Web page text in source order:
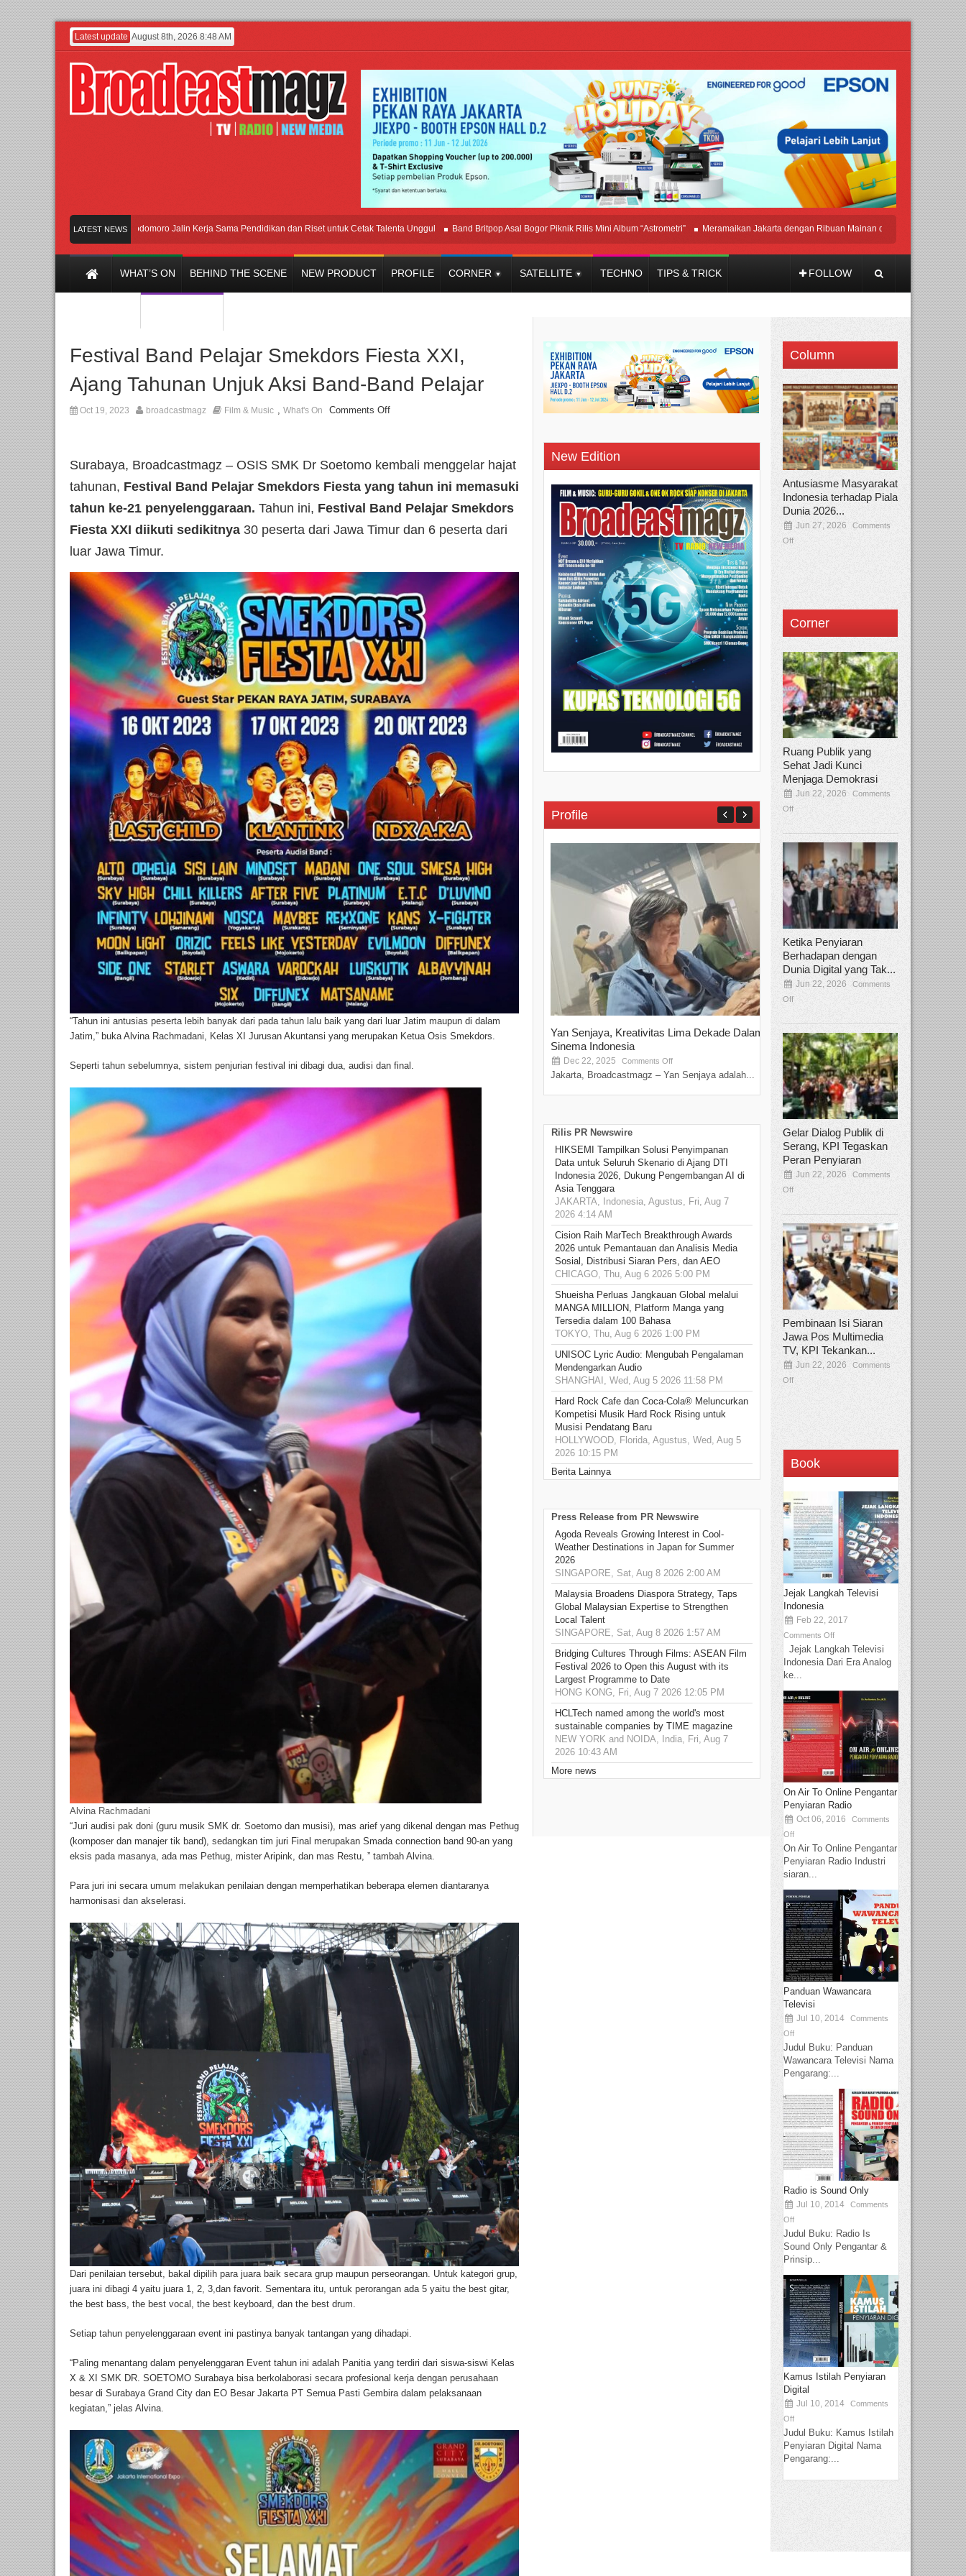
Latest update August 8th, 2026 8:48 AM
LATEST NEWS
Universitas Agung Podomoro Jalin Kerja Sama Pendidikan dan Riset untuk Cetak Talenta Unggul Band Britpop Asal Bogor Piknik Rilis Mini Album “Astrometri” Meramaikan Jakarta dengan Ribuan Mainan dan Produk Bayi dari Seluruh
WHAT’S ON BEHIND THE SCENE NEW PRODUCT PROFILE CORNER SATELLITE TECHNO TIPS & TRICK FOLLOW
Festival Band Pelajar Smekdors Fiesta XXI,
Ajang Tahunan Unjuk Aksi Band-Band Pelajar
Oct 19, 2023 broadcastmagz Film & Music , What's On Comments Off
Surabaya, Broadcastmagz – OSIS SMK Dr Soetomo kembali menggelar hajat
tahunan, Festival Band Pelajar Smekdors Fiesta yang tahun ini memasuki
tahun ke-21 penyelenggaraan. Tahun ini, Festival Band Pelajar Smekdors
Fiesta XXI diikuti sedikitnya 30 peserta dari Jawa Timur dan 6 peserta dari
luar Jawa Timur.
“Tahun ini antusias peserta lebih banyak dari pada tahun lalu baik yang dari luar Jatim maupun di dalam
Jatim,” buka Alvina Rachmadani, Kelas XI Jurusan Akuntansi yang merupakan Ketua Osis Smekdors.
Seperti tahun sebelumnya, sistem penjurian festival ini dibagi dua, audisi dan final.
Alvina Rachmadani
“Juri audisi pak doni (guru musik SMK dr. Soetomo dan musisi), mas arief yang dikenal dengan mas Pethug
(komposer dan manajer tik band), sedangkan tim juri Final merupakan Smada connection band 90-an yang
eksis pada masanya, ada mas Pethug, mister Aripink, dan mas Restu, ” tambah Alvina.
Para juri ini secara umum melakukan penilaian dengan memperhatikan beberapa elemen diantaranya
harmonisasi dan akselerasi.
Dari penilaian tersebut, bakal dipilih para juara baik secara grup maupun perseorangan. Untuk kategori grup,
juara ini dibagi 4 yaitu juara 1, 2, 3,dan favorit. Sementara itu, untuk perorangan ada 5 yaitu the best gitar,
the best bass, the best vocal, the best keyboard, dan the best drum.
Setiap tahun penyelenggaraan event ini pastinya banyak tantangan yang dihadapi.
“Paling menantang dalam penyelenggaran Event tahun ini adalah Panitia yang terdiri dari siswa-siswi Kelas
X & XI SMK DR. SOETOMO Surabaya bisa berkolaborasi secara profesional kerja dengan perusahaan
besar di Surabaya Grand City dan EO Besar Jakarta PT Semua Pasti Gembira dalam pelaksanaan
kegiatan,” jelas Alvina.
New Edition
Profile
Yan Senjaya, Kreativitas Lima Dekade Dalam
Sinema Indonesia
Dec 22, 2025 Comments Off
Jakarta, Broadcastmagz – Yan Senjaya adalah...
Tamee Irelly Menjadi Juri Open
Film Terbaru...
Sep 08, 2025 Comments Off
Bekasi, Broadcastmagz – Dalam upaya
talenta...
Rilis PR Newswire
HIKSEMI Tampilkan Solusi Penyimpanan
Data untuk Seluruh Skenario di Ajang DTI
Indonesia 2026, Dukung Pengembangan AI di
Asia Tenggara
JAKARTA, Indonesia, Agustus, Fri, Aug 7
2026 4:14 AM
Cision Raih MarTech Breakthrough Awards
2026 untuk Pemantauan dan Analisis Media
Sosial, Distribusi Siaran Pers, dan AEO
CHICAGO, Thu, Aug 6 2026 5:00 PM
Shueisha Perluas Jangkauan Global melalui
MANGA MILLION, Platform Manga yang
Tersedia dalam 100 Bahasa
TOKYO, Thu, Aug 6 2026 1:00 PM
UNISOC Lyric Audio: Mengubah Pengalaman
Mendengarkan Audio
SHANGHAI, Wed, Aug 5 2026 11:58 PM
Hard Rock Cafe dan Coca-Cola® Meluncurkan
Kompetisi Musik Hard Rock Rising untuk
Musisi Pendatang Baru
HOLLYWOOD, Florida, Agustus, Wed, Aug 5
2026 10:15 PM
Berita Lainnya
Press Release from PR Newswire
Agoda Reveals Growing Interest in Cool-
Weather Destinations in Japan for Summer
2026
SINGAPORE, Sat, Aug 8 2026 2:00 AM
Malaysia Broadens Diaspora Strategy, Taps
Global Malaysian Expertise to Strengthen
Local Talent
SINGAPORE, Sat, Aug 8 2026 1:57 AM
Bridging Cultures Through Films: ASEAN Film
Festival 2026 to Open this August with its
Largest Programme to Date
HONG KONG, Fri, Aug 7 2026 12:05 PM
HCLTech named among the world's most
sustainable companies by TIME magazine
NEW YORK and NOIDA, India, Fri, Aug 7
2026 10:43 AM
More news
Column
Antusiasme Masyarakat
Indonesia terhadap Piala
Dunia 2026...
Jun 27, 2026
Comments
Off
Corner
Ruang Publik yang
Sehat Jadi Kunci
Menjaga Demokrasi
Jun 22, 2026
Comments
Off
Ketika Penyiaran
Berhadapan dengan
Dunia Digital yang Tak...
Jun 22, 2026
Comments
Off
Gelar Dialog Publik di
Serang, KPI Tegaskan
Peran Penyiaran
Jun 22, 2026
Comments
Off
Pembinaan Isi Siaran
Jawa Pos Multimedia
TV, KPI Tekankan...
Jun 22, 2026
Comments
Off
Book
Jejak Langkah Televisi
Indonesia
Feb 22, 2017
Comments Off
Jejak Langkah Televisi
Indonesia Dari Era Analog
ke...
On Air To Online Pengantar
Penyiaran Radio
Oct 06, 2016
Comments
Off
On Air To Online Pengantar
Penyiaran Radio Industri
siaran...
Panduan Wawancara
Televisi
Jul 10, 2014
Comments
Off
Judul Buku: Panduan
Wawancara Televisi Nama
Pengarang:...
Radio is Sound Only
Jul 10, 2014
Comments
Off
Judul Buku: Radio Is
Sound Only Pengantar &
Prinsip...
Kamus Istilah Penyiaran
Digital
Jul 10, 2014
Comments
Off
Judul Buku: Kamus Istilah
Penyiaran Digital Nama
Pengarang:...